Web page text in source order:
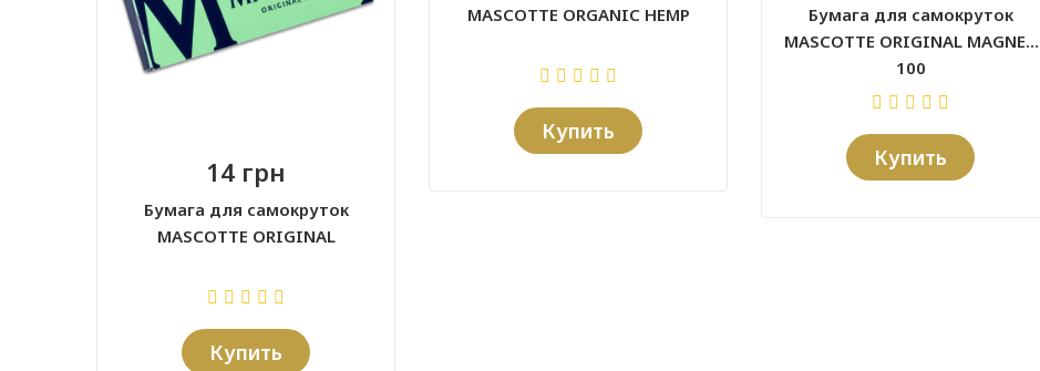
14 грн
Бумага для самокруток
MASCOTTE ORIGINAL
Купить
MASCOTTE ORGANIC HEMP
Купить
Бумага для самокруток
MASCOTTE ORIGINAL MAGNET
100
Купить